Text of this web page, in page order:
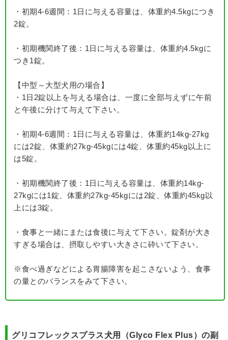
・初期4-6週間：1日に与える容量は、体重約4.5kgにつき
2錠。
・初期機関終了後：1日に与える容量は、体重約4.5kgに
つき1錠。
【中型～大型犬用の場合】
・1日2錠以上を与える場合は、一度に全部与えずに午前
と午後に分けて与えて下さい。
・初期4-6週間：1日に与える容量は、体重約14kg-27kg
には2錠、体重約27kg-45kgには4錠、体重約45kg以上に
は5錠。
・初期機関終了後：1日に与える容量は、体重約14kg-
27kgには1錠、体重約27kg-45kgには2錠、体重約45kg以
上には3錠。
・食事と一緒にまたは食後に与えて下さい。錠剤が大き
すぎる場合は、摂取しやすい大きさに砕いて下さい。
※食べ過ぎなどによる胃腸障害を起こさないよう、食事
の量とのバランスをみて下さい。
グリコフレックスプラス犬用（Glyco Flex Plus）の副